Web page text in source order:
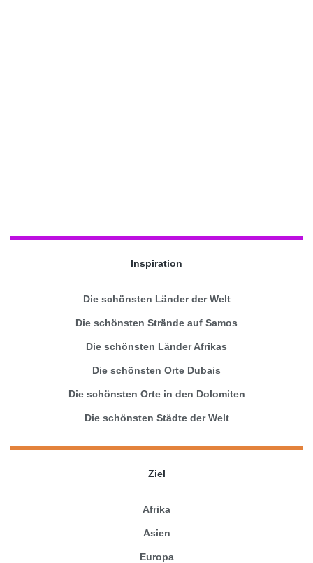
Inspiration
Die schönsten Länder der Welt
Die schönsten Strände auf Samos
Die schönsten Länder Afrikas
Die schönsten Orte Dubais
Die schönsten Orte in den Dolomiten
Die schönsten Städte der Welt
Ziel
Afrika
Asien
Europa